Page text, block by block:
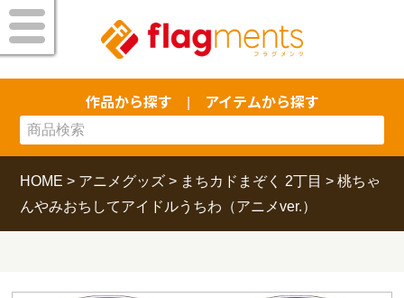
作品から探す アイテムから探す
HOME > アニメグッズ > まちカドまぞく 2丁目 >桃ちゃ
んやみおちしてアイドルうちわ（アニメver.）